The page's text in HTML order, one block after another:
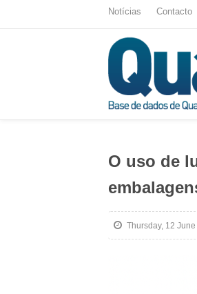
Notícias Contacto
O uso de
Thursday, 12